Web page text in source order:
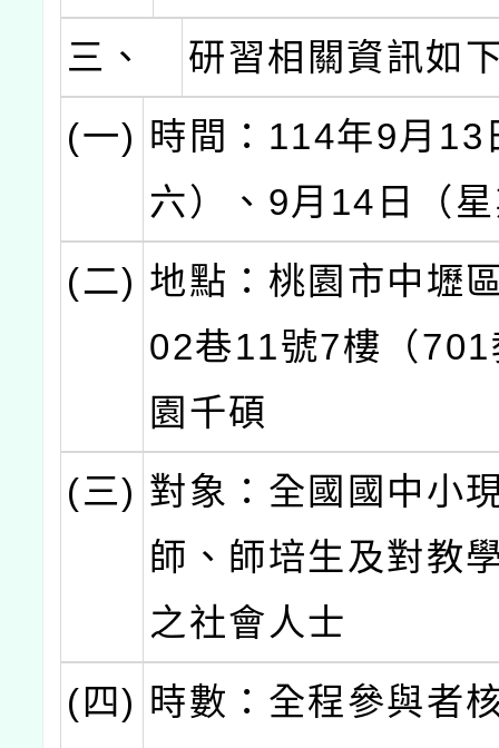
三、
研習相關資訊如
(一) 時間：114年9月13
六）、9月14日（
(二) 地點：桃園市中壢
02巷11號7樓（
園千碩
(三) 對象：全國國中小
師、師培生及對教
之社會人士
(四) 時數：全程參與者